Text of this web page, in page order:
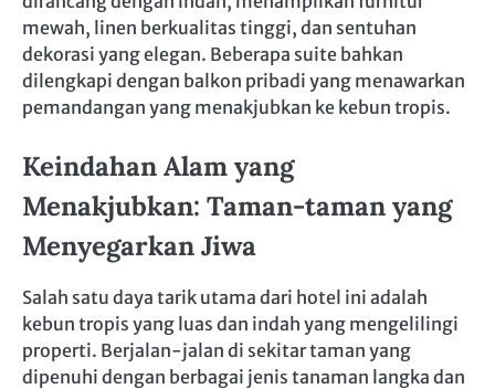
mewah, linen berkualitas tinggi, dan sentuhan
dekorasi yang elegan. Beberapa suite bahkan
dilengkapi dengan balkon pribadi yang menawarkan
pemandangan yang menakjubkan ke kebun tropis.
Keindahan Alam yang
Menakjubkan: Taman-taman yang
Menyegarkan Jiwa
Salah satu daya tarik utama dari hotel ini adalah
kebun tropis yang luas dan indah yang mengelilingi
properti. Berjalan-jalan di sekitar taman yang
dipenuhi dengan berbagai jenis tanaman langka dan